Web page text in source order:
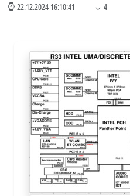
22.12.2024 16:10:41 4